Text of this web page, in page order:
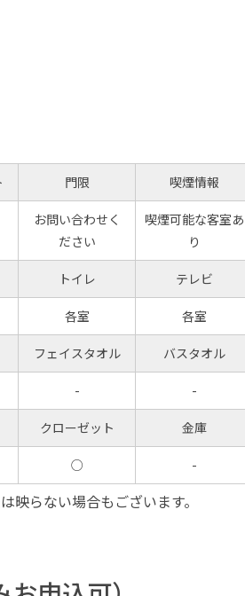
門限 喫煙情報
お問い合わせく
ださい
喫煙可能な客室あ
り
トイレ テレビ
各室 各室
フェイスタオル バスタオル
- -
クローゼット 金庫
○ -
らない場合もございます。